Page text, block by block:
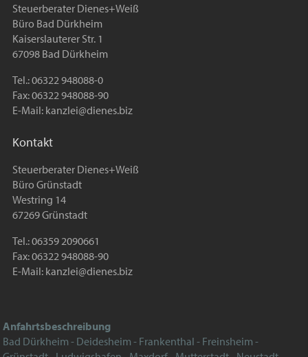
Steuerberater Dienes+Weiß
Büro Bad Dürkheim
Kaiserslauterer Str. 1
67098 Bad Dürkheim
Tel.: 06322 948088-0
Fax: 06322 948088-90
E-Mail: kanzlei@dienes.biz
Kontakt
Steuerberater Dienes+Weiß
Büro Grünstadt
Westring 14
67269 Grünstadt
Tel.: 06359 2090661
Fax: 06322 948088-90
E-Mail: kanzlei@dienes.biz
Anfahrtsbeschreibung
Bad Dürkheim - Deidesheim - Frankenthal - Freinsheim -